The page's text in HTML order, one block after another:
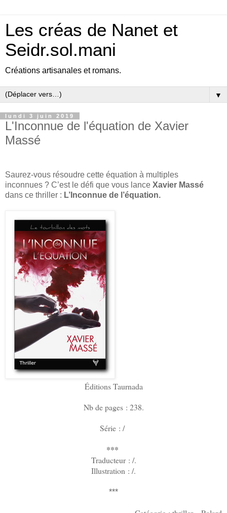
Les créas de Nanet et
Seidr.sol.mani
Créations artisanales et romans.
▼
lundi 3 juin 2019
L'Inconnue de l'équation de Xavier
Massé
Saurez-vous résoudre cette équation à multiples
inconnues ? C’est le défi que vous lance Xavier Massé
dans ce thriller : L’Inconnue de l’équation.
Éditions Taurnada
Nb de pages : 238.
Série : /
***
Traducteur : /.
Illustration : /.
***